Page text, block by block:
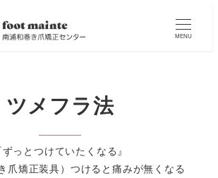
MENU
ツメフラ法
ずっとつけていたくなる』
爪矯正装具）つけると痛みが無くなる